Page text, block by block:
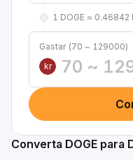
1 DOGE ≈ 0.46842
Gastar (70 ~ 129000)
kr
Converta DOGE para